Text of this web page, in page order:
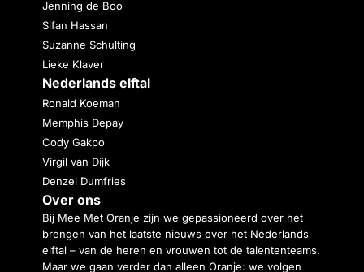
Jenning de Boo
Sifan Hassan
Suzanne Schulting
Lieke Klaver
Nederlands elftal
Ronald Koeman
Memphis Depay
Cody Gakpo
Virgil van Dijk
Denzel Dumfries
Over ons
Bij Mee Met Oranje zijn we gepassioneerd over het
brengen van het laatste nieuws over het Nederlands
elftal – van de heren en vrouwen tot de talententeams.
Maar we gaan verder dan alleen Oranje: we volgen